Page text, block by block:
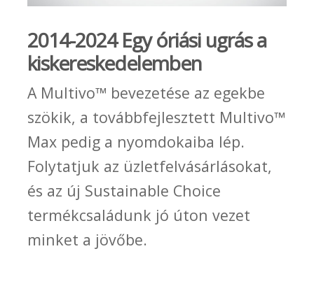
2014-2024 Egy óriási ugrás a
kiskereskedelemben
A Multivo™ bevezetése az egekbe
szökik, a továbbfejlesztett Multivo™
Max pedig a nyomdokaiba lép.
Folytatjuk az üzletfelvásárlásokat,
és az új Sustainable Choice
termékcsaládunk jó úton vezet
minket a jövőbe.